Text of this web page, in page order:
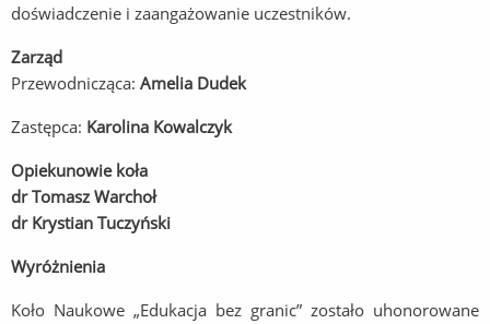
doświadczenie i zaangażowanie uczestników.
Zarząd
Przewodnicząca: Amelia Dudek
Zastępca: Karolina Kowalczyk
Opiekunowie koła
dr Tomasz Warchoł
dr Krystian Tuczyński
Wyróżnienia
Koło Naukowe „Edukacja bez granic” zostało uhonorowane